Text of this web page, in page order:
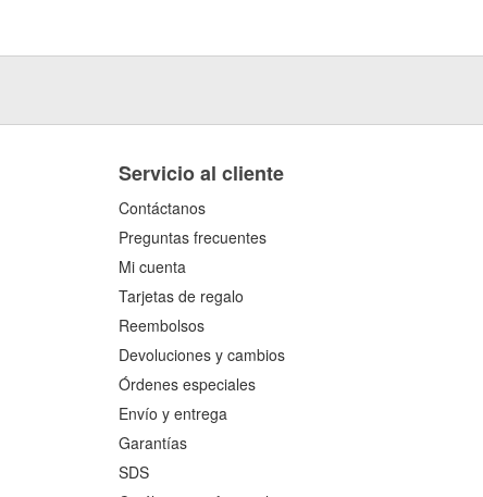
Servicio al cliente
Contáctanos
Preguntas frecuentes
Mi cuenta
Tarjetas de regalo
Reembolsos
Devoluciones y cambios
Órdenes especiales
Envío y entrega
Garantías
SDS